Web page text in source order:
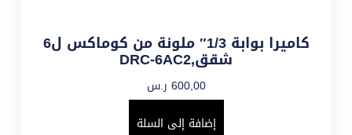
كاميرا بوابة 1/3″ ملونة من كوماكس ل6
شقق,DRC-6AC2
600,00 ر.س
إضافة إلى السلة